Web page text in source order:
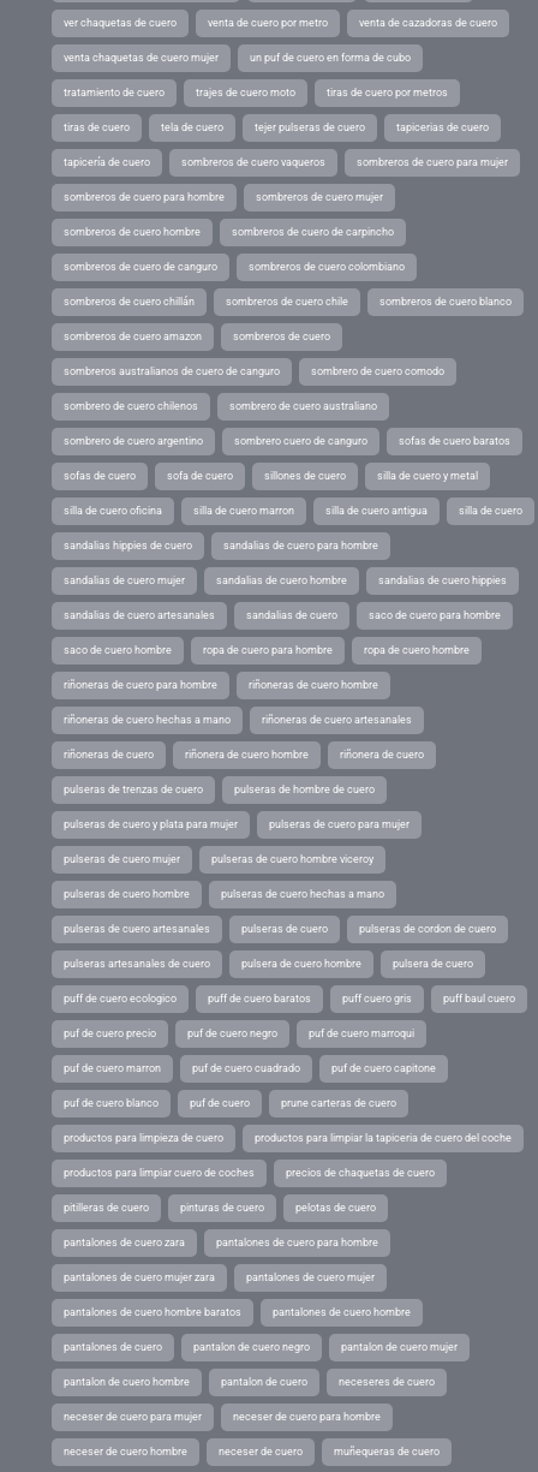
ver chaquetas de cuero venta de cuero por metro venta de cazadoras de cuero
venta chaquetas de cuero mujer un puf de cuero en forma de cubo
tratamiento de cuero trajes de cuero moto tiras de cuero por metros
tiras de cuero tela de cuero tejer pulseras de cuero tapicerias de cuero
tapicería de cuero sombreros de cuero vaqueros sombreros de cuero para mujer
sombreros de cuero para hombre sombreros de cuero mujer
sombreros de cuero hombre sombreros de cuero de carpincho
sombreros de cuero de canguro sombreros de cuero colombiano
sombreros de cuero chillán sombreros de cuero chile sombreros de cuero blanco
sombreros de cuero amazon sombreros de cuero
sombreros australianos de cuero de canguro sombrero de cuero comodo
sombrero de cuero chilenos sombrero de cuero australiano
sombrero de cuero argentino sombrero cuero de canguro sofas de cuero baratos
sofas de cuero sofa de cuero sillones de cuero silla de cuero y metal
silla de cuero oficina silla de cuero marron silla de cuero antigua silla de cuero
sandalias hippies de cuero sandalias de cuero para hombre
sandalias de cuero mujer sandalias de cuero hombre sandalias de cuero hippies
sandalias de cuero artesanales sandalias de cuero saco de cuero para hombre
saco de cuero hombre ropa de cuero para hombre ropa de cuero hombre
riñoneras de cuero para hombre riñoneras de cuero hombre
riñoneras de cuero hechas a mano riñoneras de cuero artesanales
riñoneras de cuero riñonera de cuero hombre riñonera de cuero
pulseras de trenzas de cuero pulseras de hombre de cuero
pulseras de cuero y plata para mujer pulseras de cuero para mujer
pulseras de cuero mujer pulseras de cuero hombre viceroy
pulseras de cuero hombre pulseras de cuero hechas a mano
pulseras de cuero artesanales pulseras de cuero pulseras de cordon de cuero
pulseras artesanales de cuero pulsera de cuero hombre pulsera de cuero
puff de cuero ecologico puff de cuero baratos puff cuero gris puff baul cuero
puf de cuero precio puf de cuero negro puf de cuero marroqui
puf de cuero marron puf de cuero cuadrado puf de cuero capitone
puf de cuero blanco puf de cuero prune carteras de cuero
productos para limpieza de cuero productos para limpiar la tapiceria de cuero del coche
productos para limpiar cuero de coches precios de chaquetas de cuero
pitilleras de cuero pinturas de cuero pelotas de cuero
pantalones de cuero zara pantalones de cuero para hombre
pantalones de cuero mujer zara pantalones de cuero mujer
pantalones de cuero hombre baratos pantalones de cuero hombre
pantalones de cuero pantalon de cuero negro pantalon de cuero mujer
pantalon de cuero hombre pantalon de cuero neceseres de cuero
neceser de cuero para mujer neceser de cuero para hombre
neceser de cuero hombre neceser de cuero muñequeras de cuero